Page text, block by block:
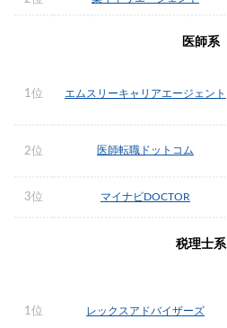
医師系
1位 エムスリーキャリアエージェント
2位 医師転職ドットコム
3位 マイナビDOCTOR
税理士系
1位 レックスアドバイザーズ